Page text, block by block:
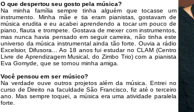
O que despertou seu gosto pela música?
Na minha família sempre tinha alguém que tocasse um
instrumento. Minha mãe e tia eram pianistas, gostavam de
música erudita e eu acabei aprendendo a tocar um pouco de
piano, flauta e trompete. Gostava de mexer com instrumentos,
mas nunca havia pensado em seguir carreira, não tinha este
universo da música instrumental ainda tão forte. Ouvia a rádio
Excelsior, Difusora... Ao 18 anos fui estudar no CLAM (Centro
Livre de Aprendizagem Musical, do Zimbo Trio) com a pianista
Eva Gomyde, que se tornou minha amiga.
Você pensou em ser músico?
Na verdade ouve outros projetos além da música. Entrei no
curso de Direito na faculdade São Francisco, fiz até o terceiro
ano. Mas sempre toquei, a música era uma atividade paralela
forte.